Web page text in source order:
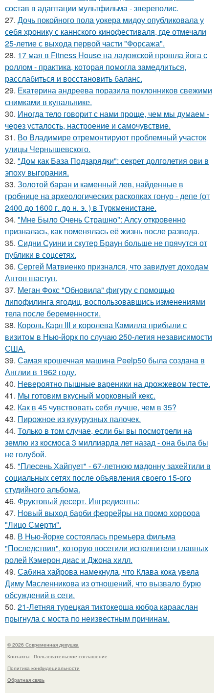
состав в адаптации мультфильма - звереполис.
27. Дочь покойного пола уокера мидоу опубликовала у
себя хронику с каннского кинофестиваля, где отмечали
25-летие с выхода первой части "Форсажа".
28. 17 мая в Fitness House на ладожской прошла йога с
роллом - практика, которая помогла замедлиться,
расслабиться и восстановить баланс.
29. Екатерина андреева поразила поклонников свежими
снимками в купальнике.
30. Иногда тело говорит с нами проще, чем мы думаем -
через усталость, настроение и самочувствие.
31. Во Владимире отремонтируют проблемный участок
улицы Чернышевского.
32. "Дом как База Подзарядки": секрет долголетия ови в
эпоху выгорания.
33. Золотой баран и каменный лев, найденные в
гробнице на археологических раскопках гонур - депе (от
2400 до 1600 г. до н. э. ) в Туркменистане.
34. "Мне Было Очень Страшно": Алсу откровенно
призналась, как поменялась её жизнь после развода.
35. Сидни Суини и скутер Браун больше не прячутся от
публики в соцсетях.
36. Сергей Матвиенко признался, что завидует доходам
Антон шастун.
37. Меган Фокс "Обновила" фигуру с помощью
липофилинга ягодиц, воспользовавшись изменениями
тела после беременности.
38. Король Карл III и королева Камилла прибыли с
визитом в Нью-йорк по случаю 250-летия независимости
США.
39. Самая крошечная машинa Peelp50 была созданa в
Англии в 1962 году.
40. Невероятно пышные вареники на дрожжевом тесте.
41. Мы готовим вкусный морковный кекс.
42. Как в 45 чувствовать себя лучше, чем в 35?
43. Пирожное из кукурузных палочек.
44. Только в том случае, если бы вы посмотрели на
землю из космоса 3 миллиарда лет назад - она была бы
не голубой.
45. "Плесень Хайпует" - 67-летнюю мадонну захейтили в
социальных сетях после объявления своего 15-ого
студийного альбома.
46. Фруктовый десерт. Ингредиенты:
47. Новый выход барби феррейры на промо хоррора
"Лицо Смерти".
48. В Нью-йорке состоялась премьера фильма
"Последствия", которую посетили исполнители главных
ролей Кэмерон диас и Джона хилл.
49. Сабина хайрова намекнула, что Клава кока увела
Диму Масленникова из отношений, что вызвало бурю
обсуждений в сети.
50. 21-Летняя турецкая тиктокерша кюбра карааслан
прыгнула с моста по неизвестным причинам.
© 2026 Современная девушка
Контакты
Пользовательское соглашение
Политика конфидециальности
Обратная связь